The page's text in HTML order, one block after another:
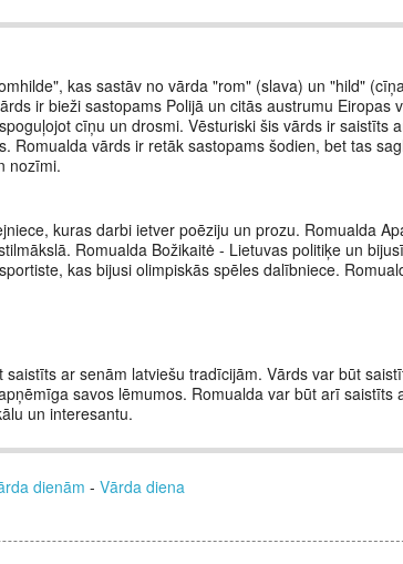
kas sastāv no vārda "rom" (slava) un "hild"
ir bieži sastopams Polijā un citās austrumu Eiropas
cīņu un drosmi. Vēsturiski šis vārds ir saistīts
Romualda vārds ir retāk sastopams šodien, bet tas
nozīmi.
kuras darbi ietver poēziju un prozu. Romualda
Romualda Božikaitė - Lietuvas politiķe un
kas bijusi olimpiskās spēles dalībniece.
ar senām latviešu tradīcijām. Vārds var būt
savos lēmumos. Romualda var būt arī saistīts
un interesantu.
dienām - Vārda diena